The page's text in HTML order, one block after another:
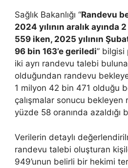
Sağlık Bakanlığı “Randevu
2024 yılının aralık ayında
559 iken, 2025 yılının
96 bin 163’e geriledi” bilgisi
iki ayrı randevu talebi
olduğundan randevu
1 milyon 42 bin 471 olduğu
çalışmalar sonucu
yüzde 58 oranında azaldığı
Verilerin detaylı
randevu talebi oluşturan
949’unun belirli bir hekimi